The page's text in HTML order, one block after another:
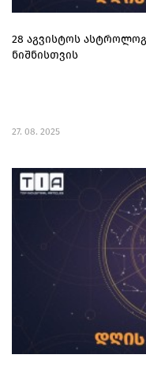
28 აგვისტოს
ნიშნისთვის
27. 08. 2025